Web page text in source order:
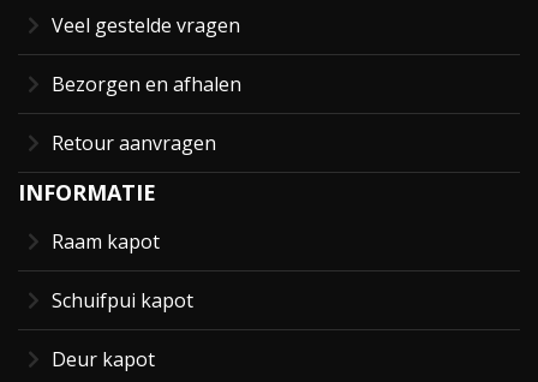
Veel gestelde vragen
Bezorgen en afhalen
Retour aanvragen
INFORMATIE
Raam kapot
Schuifpui kapot
Deur kapot